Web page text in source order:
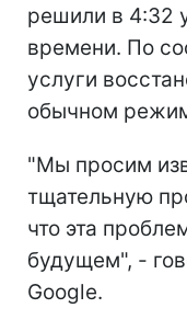
решили в 4:32
времени. По
услуги
обычном
"Мы просим
тщательную
что эта
будущем", -
Google.